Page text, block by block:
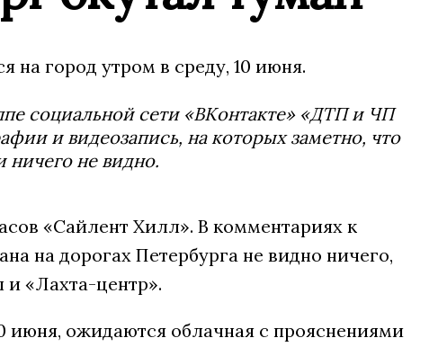
на город утром в среду, 10 июня.
социальной сети «ВКонтакте» «ДТП и ЧП
и видеозапись, на которых заметно, что
ничего не видно.
«Сайлент Хилл». В комментариях к
на дорогах Петербурга не видно ничего,
«Лахта-центр».
июня, ожидаются облачная с прояснениями